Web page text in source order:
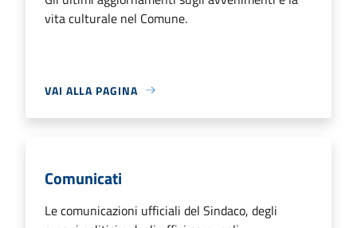
vita culturale nel Comune.
VAI ALLA PAGINA
Comunicati
Le comunicazioni ufficiali del Sindaco, degli